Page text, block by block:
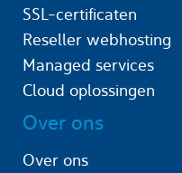
SSL-certificaten
Reseller webhosting
Managed services
Cloud oplossingen
Over ons
Over ons